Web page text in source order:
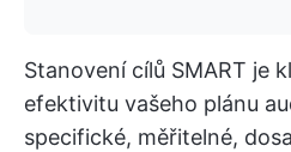
Stanovení cílů SMART je
efektivitu vašeho plánu
specifické, měřitelné,